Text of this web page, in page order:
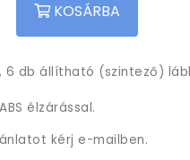
KOSÁRBA
6 db állítható (szintező)
élzárással.
kérj e-mailben.